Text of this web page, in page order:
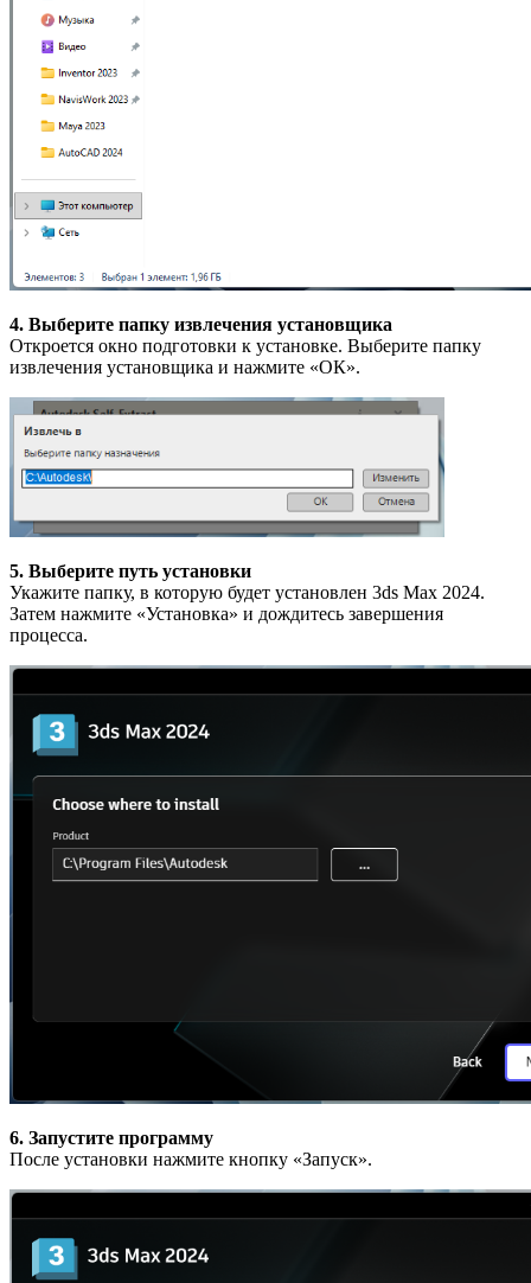
4. Выберите папку извлечения установщика
Откроется окно подготовки к установке. Выберите папку
извлечения установщика и нажмите «ОК».
5. Выберите путь установки
Укажите папку, в которую будет установлен 3ds Max 2024.
Затем нажмите «Установка» и дождитесь завершения
процесса.
6. Запустите программу
После установки нажмите кнопку «Запуск».